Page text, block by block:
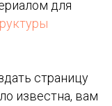
для
страницу
известна, вам